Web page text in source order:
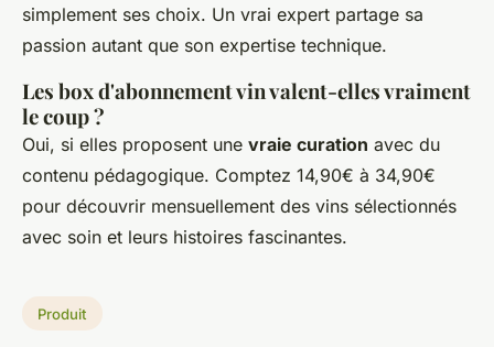
simplement ses choix. Un vrai expert partage sa
passion autant que son expertise technique.
Les box d'abonnement vin valent-elles vraiment
le coup ?
Oui, si elles proposent une vraie curation avec du
contenu pédagogique. Comptez 14,90€ à 34,90€
pour découvrir mensuellement des vins sélectionnés
avec soin et leurs histoires fascinantes.
Produit